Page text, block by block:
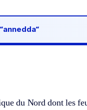
“annedda“
du Nord dont les